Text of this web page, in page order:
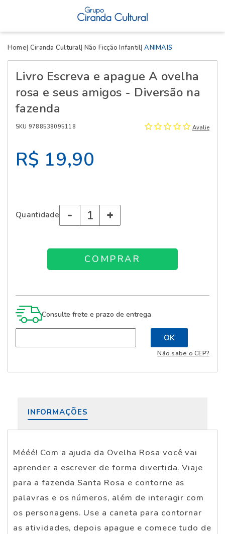
Home Ciranda Cultural Não Ficção Infantil ANIMAIS
Livro Escreva e apague A ovelha
rosa e seus amigos - Diversão na
fazenda
SKU 9788538095118 Avalie
R$ 19,90
Quantidade - +
Consulte frete e prazo de entrega
Não sabe o CEP?
INFORMAÇÕES
Mééé! Com a ajuda da Ovelha Rosa você vai
aprender a escrever de forma divertida. Viaje
para a fazenda Santa Rosa e contorne as
palavras e os números, além de interagir com
os personagens. Use a caneta para contornar
as atividades, depois apague e comece tudo de